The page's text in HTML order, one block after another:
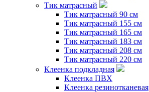
Тик матрасный
Тик матрасный 90 см
Тик матрасный 155 см
Тик матрасный 165 см
Тик матрасный 183 см
Тик матрасный 208 см
Тик матрасный 220 см
Клеенка подкладная
Клеенка ПВХ
Клеенка резинотканевая